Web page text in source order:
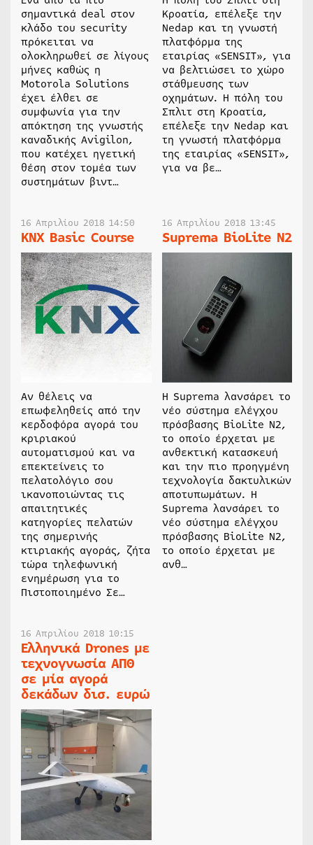
σημαντικά deal στον
κλάδο του security
πρόκειται να
ολοκληρωθεί σε λίγους
μήνες καθώς η
Motorola Solutions
έχει έλθει σε
συμφωνία για την
απόκτηση της γνωστής
καναδικής Avigilon,
που κατέχει ηγετική
θέση στον τομέα των
συστημάτων βιντ…
Κροατία, επέλεξε την
Nedap και τη γνωστή
πλατφόρμα της
εταιρίας «SENSIT», για
να βελτιώσει το χώρο
στάθμευσης των
οχημάτων. Η πόλη του
Σπλιτ στη Κροατία,
επέλεξε την Nedap και
τη γνωστή πλατφόρμα
της εταιρίας «SENSIT»,
για να βε…
16 Απριλίου 2018 14:50
KNX Basic Course
Αν θέλεις να
επωφεληθείς από την
κερδοφόρα αγορά του
κριριακού
αυτοματισμού και να
επεκτείνεις το
πελατολόγιο σου
ικανοποιώντας τις
απαιτητικές
κατηγορίες πελατών
της σημερινής
κτιριακής αγοράς, ζήτα
τώρα τηλεφωνική
ενημέρωση για το
Πιστοποιημένο Σε…
16 Απριλίου 2018 13:45
Suprema BioLite N2
Η Suprema λανσάρει το
νέο σύστημα ελέγχου
πρόσβασης BioLite N2,
το οποίο έρχεται με
ανθεκτική κατασκευή
και την πιο προηγμένη
τεχνολογία δακτυλικών
αποτυπωμάτων. Η
Suprema λανσάρει το
νέο σύστημα ελέγχου
πρόσβασης BioLite N2,
το οποίο έρχεται με
ανθ…
16 Απριλίου 2018 10:15
Ελληνικά Drones με
τεχνογνωσία ΑΠΘ
σε μία αγορά
δεκάδων δισ. ευρώ